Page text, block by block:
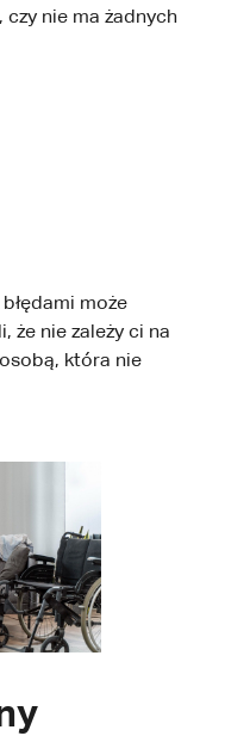
czy nie ma żadnych
może
że nie zależy ci na
która nie